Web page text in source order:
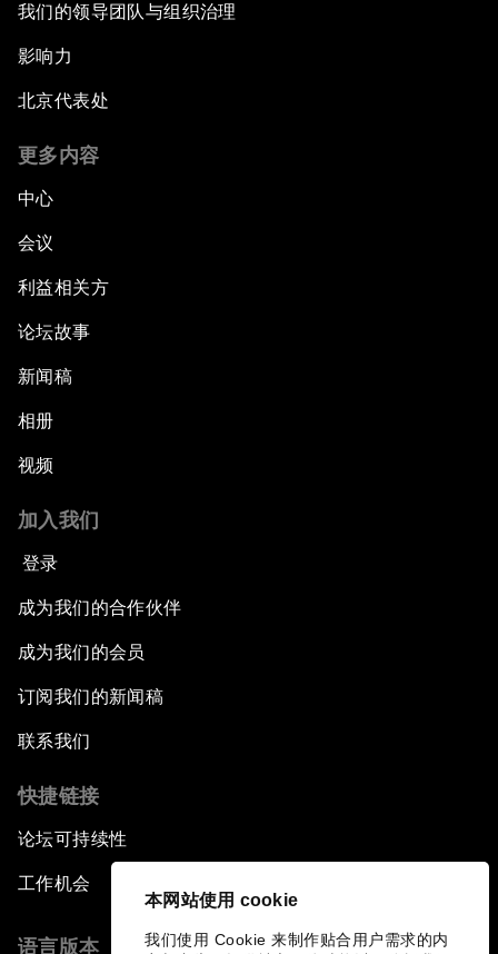
本网站使用 cookie
我们使用 Cookie 来制作贴合用户需求的内
我们的领导团队与组织治理
影响力
北京代表处
更多内容
中心
会议
利益相关方
论坛故事
新闻稿
相册
视频
加入我们
登录
成为我们的合作伙伴
成为我们的会员
订阅我们的新闻稿
联系我们
快捷链接
论坛可持续性
工作机会
语言版本